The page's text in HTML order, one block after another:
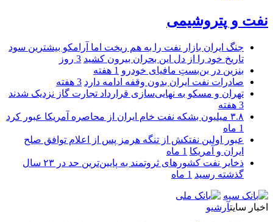
نفت و پتروشیمی
جنگ ایران بازار نفت را به هم ریخت اما آرامکو بیشترین سود
تاریخ خود را از دل این بحران بیرون کشید 3 روز
بنزین در بن‌بستِ مافیای خودرو 1 هفته
صادرات نفت ایران بدون وقفه ادامه دارد 3 هفته
تهران و مسکو به نهایی‌سازی قرارداد تجارت گاز نزدیک شدند
3 هفته
۳.۸ میلیون بشکه نفت خام ایران از محاصره آمریکا عبور کرد
1 ماه
عبور اولین نفتکش از تنگه هرمز پس از اعلام توافق صلح
ایران و آمریکا 1 ماه
ذخایر نفت کشورهای ثروتمند به پایین‌ترین حد در ۲۳ سال
گذشته رسید 1 ماه
اخبار سایتآرشیو